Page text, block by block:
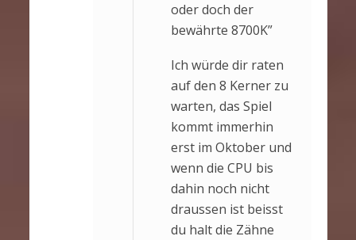
oder doch der
bewährte 8700K”
Ich würde dir raten
auf den 8 Kerner zu
warten, das Spiel
kommt immerhin
erst im Oktober und
wenn die CPU bis
dahin noch nicht
draussen ist beisst
du halt die Zähne